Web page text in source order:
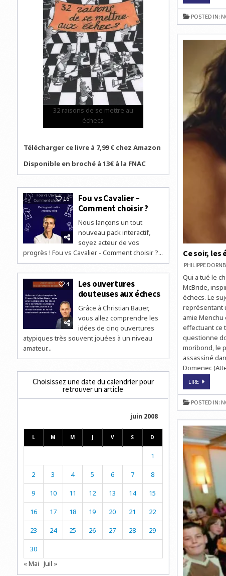
À
20H30,
C’EST
LE
QUESTION
PEOPLE
DU
MERCREDI
POSTED IN:
Ce soir, les
PHILIPPE
Qui a tué le
McBride,
échecs. Le
représentant
amie
effectuant ce
questionne
moribond, le
assassiné
Domenec
LIRECE
LES
ÉCHECS
À
LA
20H45
CINÉ
POLAR
POSTED IN:
32 raisons de se mettre au
échecs
Télécharger ce livre à 7,99 € chez Amazon
Disponible en broché à 13€ à la FNAC
16
Fou vs Cavalier –
Comment choisir ?
Nous lançons un tout
nouveau pack interactif,
soyez acteur de vos
progrès ! Fou vs Cavalier - Comment choisir ?...
4
Les ouvertures
douteuses aux échecs
Grâce à Christian Bauer,
vous allez comprendre les
idées de cinq ouvertures
atypiques très souvent jouées à un niveau
amateur...
Choisissez une date du calendrier pour
retrouver un article
juin 2008
L M M J V S D
1
2 3 4 5 6 7 8
9 10 11 12 13 14 15
16 17 18 19 20 21 22
23 24 25 26 27 28 29
30
« Mai Juil »